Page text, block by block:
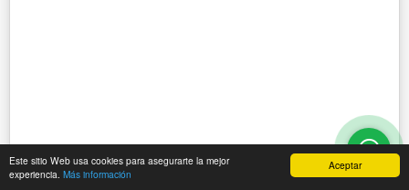
Aceptar
Este sitio Web usa cookies para asegurarte la mejor
experiencia. Más información